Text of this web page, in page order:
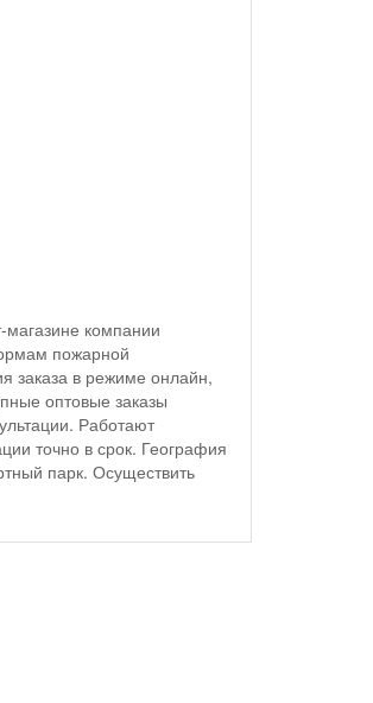
компании
пожарной
заказа в режиме онлайн,
оптовые заказы
Работают
точно в срок. География
парк. Осуществить